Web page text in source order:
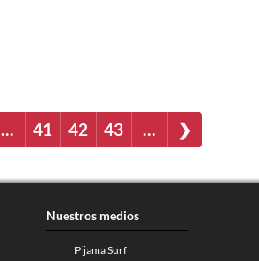
… 41 42 43 … ❯
Nuestros medios
Pijama Surf